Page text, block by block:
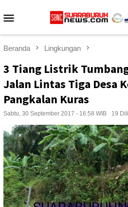
ke
Beranda Lingkungan
3 Tiang Listrik
Jalan Lintas Tiga Desa
Pangkalan Kuras
Sabtu, 30 September 2017 - 16:58 WIB 19